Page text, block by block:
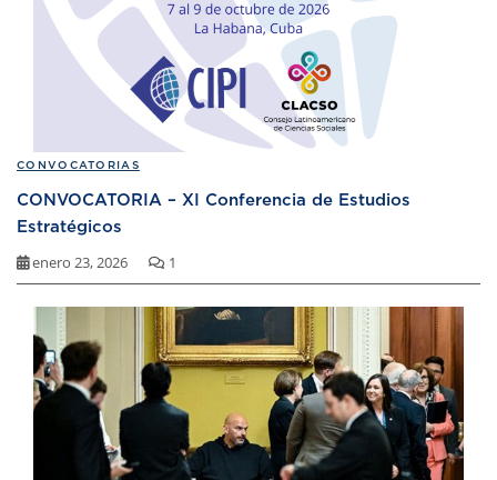
CONVOCATORIAS
CONVOCATORIA – XI Conferencia de Estudios
Estratégicos
enero 23, 2026 1